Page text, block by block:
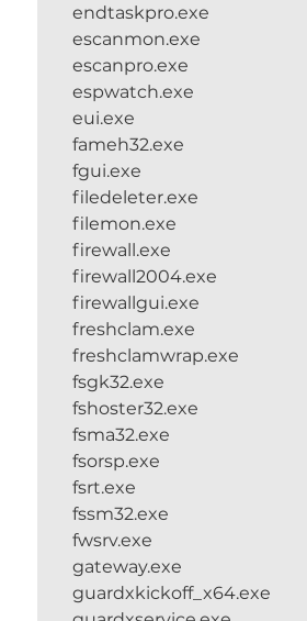
endtaskpro.exe
escanmon.exe
escanpro.exe
espwatch.exe
eui.exe
fameh32.exe
fgui.exe
filedeleter.exe
filemon.exe
firewall.exe
firewall2004.exe
firewallgui.exe
freshclam.exe
freshclamwrap.exe
fsgk32.exe
fshoster32.exe
fsma32.exe
fsorsp.exe
fsrt.exe
fssm32.exe
fwsrv.exe
gateway.exe
guardxkickoff_x64.exe